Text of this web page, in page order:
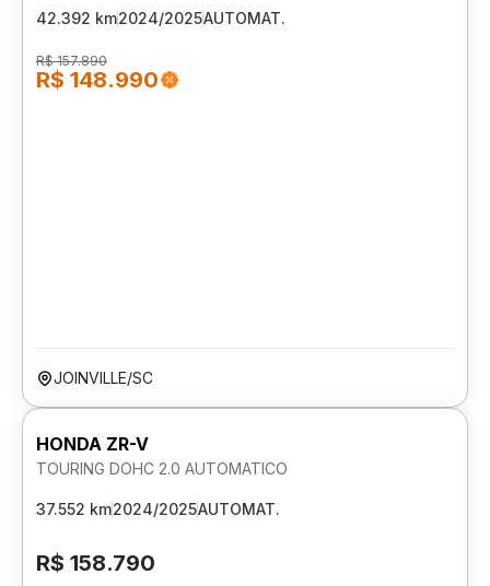
42.392 km2024/2025AUTOMAT.
R$ 157.890
R$ 148.990
JOINVILLE/SC
HONDA ZR-V
TOURING DOHC 2.0 AUTOMATICO
37.552 km2024/2025AUTOMAT.
R$ 158.790